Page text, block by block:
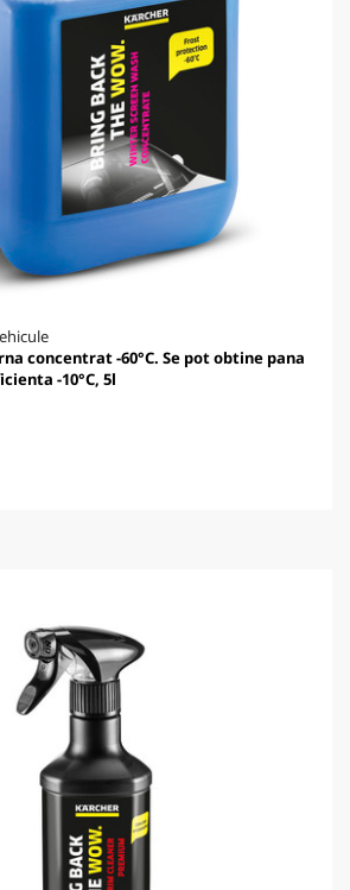
concentrat -60°C. Se pot obtine pana
-10°C, 5l